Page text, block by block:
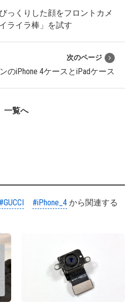
っくりした顔をフロントカメ
ライラ棒」を試す
次のページ
のiPhone 4ケースとiPadケース
一覧へ
#GUCCI #iPhone_4 から関連する